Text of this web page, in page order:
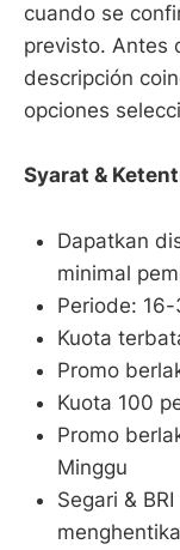
cuando se
previsto. Antes
descripción
opciones
Syarat &
Dapatkan
minimal
Periode:
Kuota
Promo
Kuota 100
Promo
Minggu
Segari &